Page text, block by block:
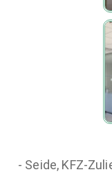
- Seide, KFZ-